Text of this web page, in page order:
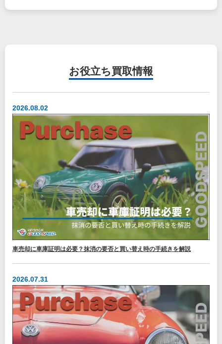
お役立ち 買取情報
2026.08.02
車売却に車庫証明は必要？抹消の要否と買い替え時の手続きを解説
2026.07.31